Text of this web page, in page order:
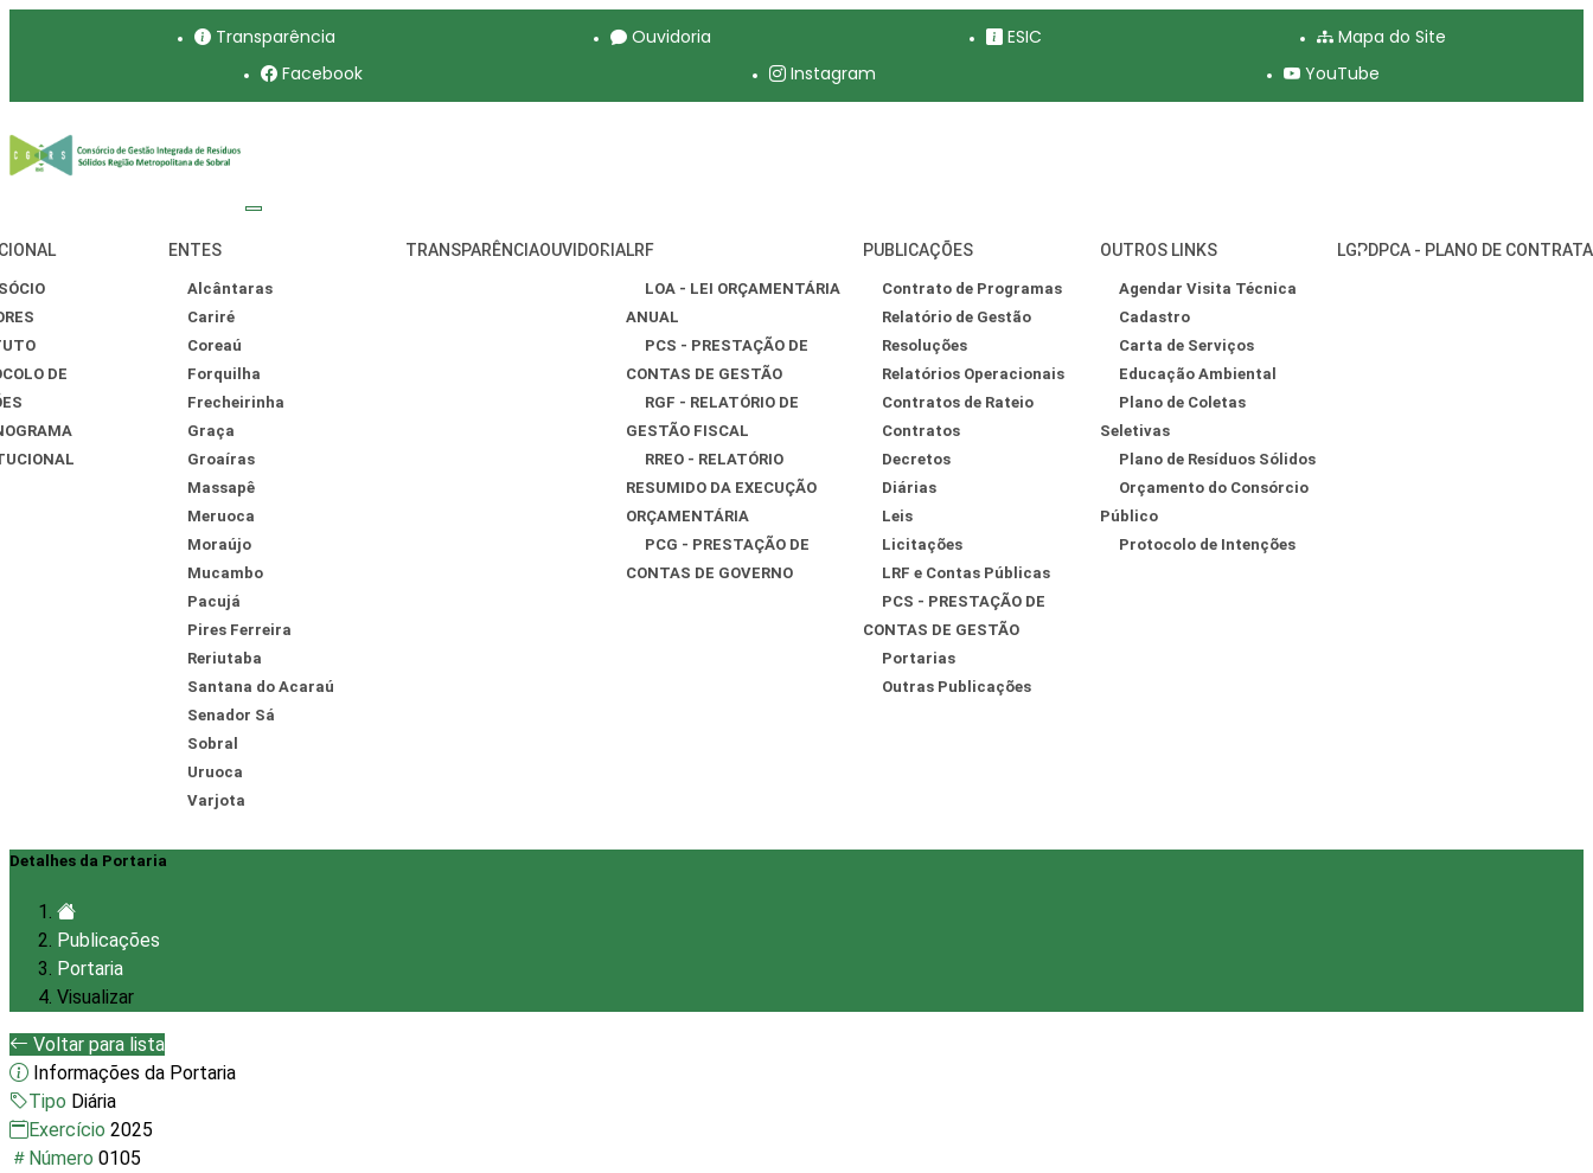
Transparência Ouvidoria ESIC
Mapa do Site
Facebook
Instagram YouTube
DE
ENTES
Alcântaras
Cariré
Coreaú
Forquilha
Frecheirinha
Graça
Groaíras
Massapê
Meruoca
Moraújo
Mucambo
Pacujá
Pires Ferreira
Reriutaba
Santana do Acaraú
Senador Sá
Sobral
Uruoca
Varjota
TRANSPARÊNCIAOUVIDORIALRF
LOA - LEI ORÇAMENTÁRIA
ANUAL
PCS - PRESTAÇÃO DE
CONTAS DE GESTÃO
RGF - RELATÓRIO DE
GESTÃO FISCAL
RREO - RELATÓRIO
RESUMIDO DA EXECUÇÃO
ORÇAMENTÁRIA
PCG - PRESTAÇÃO DE
CONTAS DE GOVERNO
PUBLICAÇÕES
Contrato de Programas
Relatório de Gestão
Resoluções
Relatórios Operacionais
Contratos de Rateio
Contratos
Decretos
Diárias
Leis
Licitações
LRF e Contas Públicas
PCS - PRESTAÇÃO DE
CONTAS DE GESTÃO
Portarias
Outras Publicações
OUTROS LINKS
Agendar Visita Técnica
Cadastro
Carta de Serviços
Educação Ambiental
Plano de Coletas
Seletivas
Plano de Resíduos Sólidos
Orçamento do Consórcio
Público
Protocolo de Intenções
LGPDPCA - PLANO DE
Detalhes da Portaria
Publicações
Portaria
Visualizar
Voltar para lista
Informações da Portaria
Tipo Diária
Exercício 2025
Número 0105